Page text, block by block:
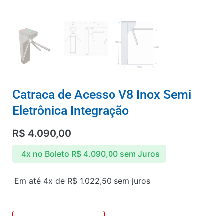
Catraca de Acesso V8 Inox Semi
Eletrônica Integração
R$ 4.090,00
Em até 4x de R$ 1.022,50 sem juros
4x no Boleto R$4.090,00 sem Juros